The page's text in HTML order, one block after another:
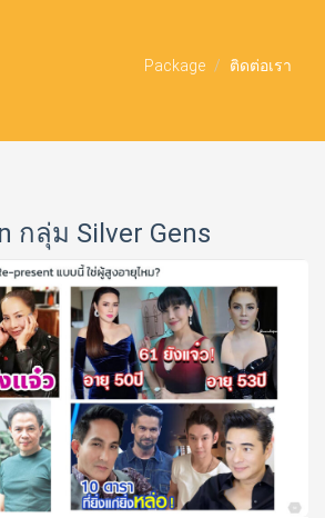
Package ติดต่อเรา
กลุ่ม Silver Gens